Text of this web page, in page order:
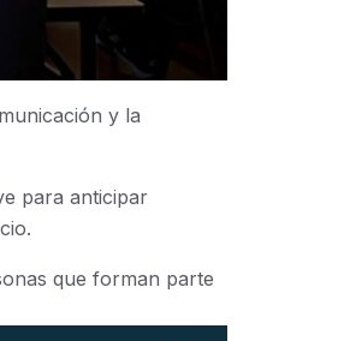
y la
para anticipar
que forman parte